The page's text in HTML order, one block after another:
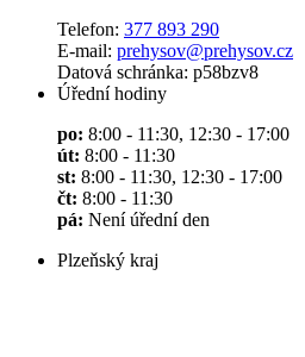
Telefon: 377 893 290
E-mail: prehysov@prehysov.cz
Datová schránka: p58bzv8
Úřední hodiny
po: 8:00 - 11:30, 12:30 - 17:00
út: 8:00 - 11:30
st: 8:00 - 11:30, 12:30 - 17:00
čt: 8:00 - 11:30
pá: Není úřední den
Plzeňský kraj